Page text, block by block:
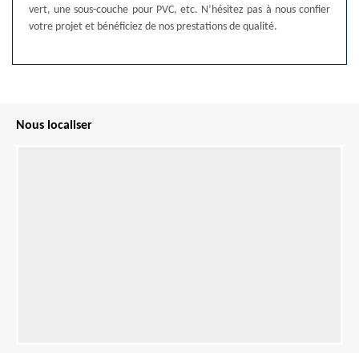
vert, une sous-couche pour PVC, etc. N’hésitez pas à nous confier
votre projet et bénéficiez de nos prestations de qualité.
Nous localiser